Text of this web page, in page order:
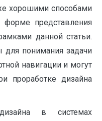
хорошими способами
форме представления
данной статьи.
понимания задачи
навигации и могут
проработке дизайна
в системах